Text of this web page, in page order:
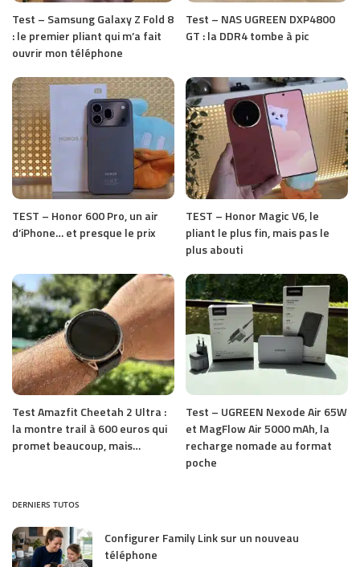
Test – Samsung Galaxy Z Fold 8
: le premier pliant qui m’a fait
ouvrir mon téléphone
Test – NAS UGREEN DXP4800
GT : la DDR4 tombe à pic
TEST – Honor 600 Pro, un air
d’iPhone… et presque le prix
TEST – Honor Magic V6, le
pliant le plus fin, mais pas le
plus abouti
Test Amazfit Cheetah 2 Ultra :
la montre trail à 600 euros qui
promet beaucoup, mais…
Test – UGREEN Nexode Air 65W
et MagFlow Air 5000 mAh, la
recharge nomade au format
poche
DERNIERS TUTOS
Configurer Family Link sur un nouveau
téléphone